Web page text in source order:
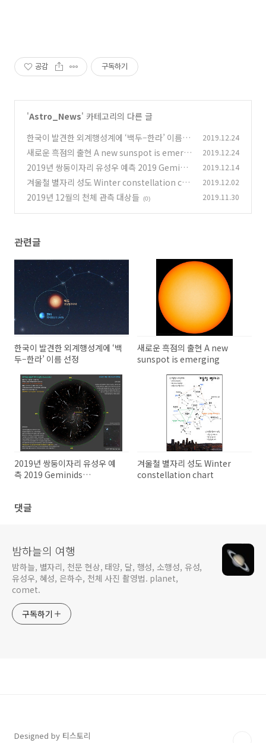
공감 구독하기
'Astro_News' 카테고리의 다른 글
한국이 발견한 외계행성계에 ‘백두–한라’ 이름 선
정
(0)
2019.12.24
새로운 흑점의 출현 A new sunspot is emergi
ng
(0)
2019.12.24
2019년 쌍둥이자리 유성우 예측 2019 Gemini
ds prediction (0)
2019.12.14
겨울철 별자리 성도 Winter constellation cha
rt (0)
2019.12.02
2019년 12월의 천체 관측 대상들 (0) 2019.11.30
관련글
한국이 발견한 외계행성계에 ‘백
두–한라’ 이름 선정
새로운 흑점의 출현 A new
sunspot is emerging
2019년 쌍둥이자리 유성우 예
측 2019 Geminids
겨울철 별자리 성도 Winter
constellation chart
댓글
밤하늘의 여행
밤하늘, 별자리, 천문 현상, 태양, 달, 행성, 소행성, 유성,
유성우, 혜성, 은하수, 천체 사진 촬영법. planet,
comet.
구독하기
Designed by 티스토리